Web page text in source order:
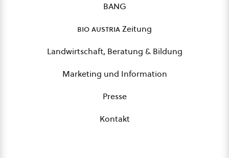
BANG
bio austriaZeitung
Landwirtschaft, Beratung & Bildung
Marketing und Information
Presse
Kontakt